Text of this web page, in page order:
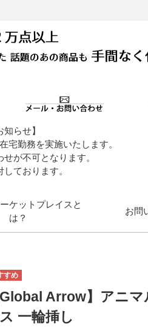
らせ】
宅勤務を実施いたします。
が不可となります。
しております。
ケットプレイスと
は？
お問
Global Arrow】アニ
一輪挿し